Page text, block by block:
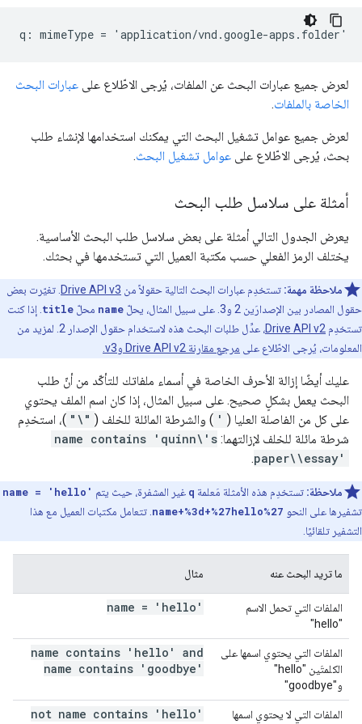
لعرض جميع عبارات البحث عن الملفات، يُرجى الاطّلاع على عبارات البحث
الخاصة بالملفات.
لعرض جميع عوامل تشغيل البحث التي يمكنك استخدامها لإنشاء طلب
بحث، يُرجى الاطّلاع على عوامل تشغيل البحث.
أمثلة على سلاسل طلب البحث
يعرض الجدول التالي أمثلة على بعض سلاسل طلب البحث الأساسية.
يختلف الرمز الفعلي حسب مكتبة العميل التي تستخدمها في بحثك.
ملاحظة مهمة: تستخدِم عبارات البحث التالية حقولاً من Drive API v3 . تغيّرت بعض
حقول المصادر بين الإصدارَين 2 و3. على سبيل المثال، يحلّ
name محلّ title . إذا كنت
تستخدِم Drive API v2
، عدِّل طلبات البحث هذه لاستخدام حقول الإصدار 2. لمزيد من
المعلومات، يُرجى الاطّلاع على مرجع مقارنة Drive API v2 وv3.
عليك أيضًا إزالة الأحرف الخاصة في أسماء ملفاتك للتأكّد من أنّ طلب
البحث يعمل بشكلٍ صحيح. على سبيل المثال، إذا كان اسم الملف يحتوي
على كل من الفاصلة العليا ( ' ) والشرطة المائلة للخلف ( "\" )، استخدِم
شرطة مائلة للخلف لإزالتهما: name contains 'quinn\'s
paper\\essay'
.
ملاحظة: تستخدِم هذه الأمثلة مَعلمة q غير المشفرة، حيث يتم name = 'hello'
تشفيرها على النحو name+%3d+%27hello%27 . تتعامل مكتبات العميل مع هذا
التشفير تلقائيًا.
ما تريد البحث عنه مثال
الملفات التي تحمل الاسم
"hello"
name = 'hello'
الملفات التي يحتوي اسمها على
الكلمتَين "hello"
و"goodbye"
name contains 'hello' and
name contains 'goodbye'
الملفات التي لا يحتوي اسمها not name contains 'hello'